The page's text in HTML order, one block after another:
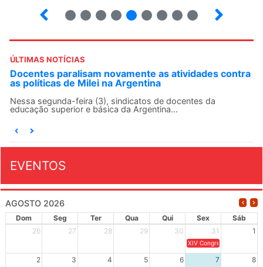
ÚLTIMAS NOTÍCIAS
Docentes paralisam novamente as atividades contra
as políticas de Milei na Argentina
Nessa segunda-feira (3), sindicatos de docentes da
educação superior e básica da Argentina...
EVENTOS
AGOSTO 2026
Dom Seg Ter Qua Qui Sex
Sáb
26
27 28 29 30 31 1
XIV Congresso Brasileiro
2 3 4 5 6 7 8